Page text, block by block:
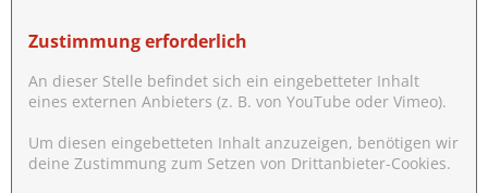
Zustimmung erforderlich
An dieser Stelle befindet sich ein eingebetteter Inhalt
eines externen Anbieters (z. B. von YouTube oder Vimeo).
Um diesen eingebetteten Inhalt anzuzeigen, benötigen wir
deine Zustimmung zum Setzen von Drittanbieter-Cookies.